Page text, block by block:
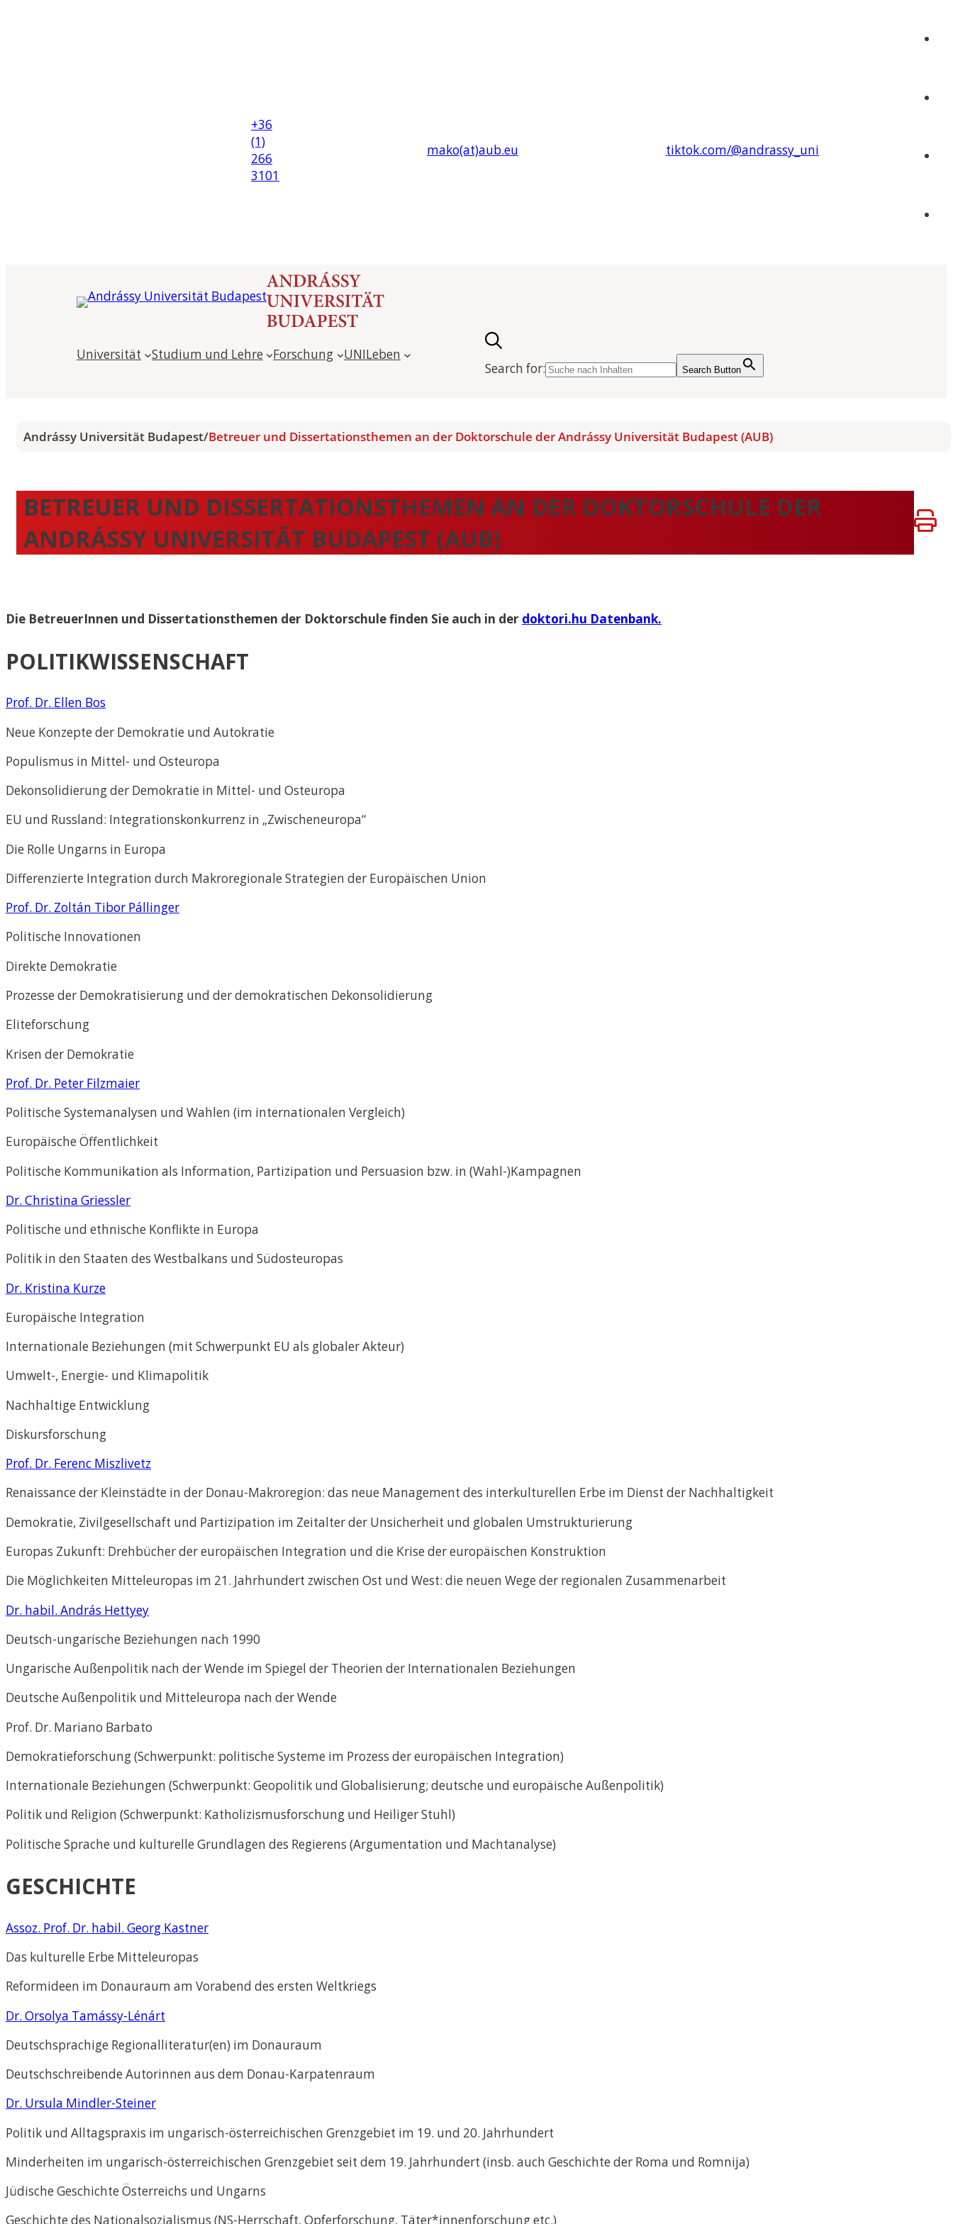
+36
(1)
266
3101
mako(at)aub.eu tiktok.com/@andrassy_uni
Universität Studium und Lehre Forschung
UNILeben
Search for:
Search Button
Andrássy Universität Budapest/Betreuer und Dissertationsthemen an der Doktorschule der Andrássy Universität Budapest (AUB)
BETREUER UND DISSERTATIONSTHEMEN AN DER DOKTORSCHULE DER
ANDRÁSSY UNIVERSITÄT BUDAPEST (AUB)
Die BetreuerInnen und Dissertationsthemen der Doktorschule finden Sie auch in der doktori.hu Datenbank.
POLITIKWISSENSCHAFT
Prof. Dr. Ellen Bos
Neue Konzepte der Demokratie und Autokratie
Populismus in Mittel- und Osteuropa
Dekonsolidierung der Demokratie in Mittel- und Osteuropa
EU und Russland: Integrationskonkurrenz in „Zwischeneuropa“
Die Rolle Ungarns in Europa
Differenzierte Integration durch Makroregionale Strategien der Europäischen Union
Prof. Dr. Zoltán Tibor Pállinger
Politische Innovationen
Direkte Demokratie
Prozesse der Demokratisierung und der demokratischen Dekonsolidierung
Eliteforschung
Krisen der Demokratie
Prof. Dr. Peter Filzmaier
Politische Systemanalysen und Wahlen (im internationalen Vergleich)
Europäische Öffentlichkeit
Politische Kommunikation als Information, Partizipation und Persuasion bzw. in (Wahl-)Kampagnen
Dr. Christina Griessler
Politische und ethnische Konflikte in Europa
Politik in den Staaten des Westbalkans und Südosteuropas
Dr. Kristina Kurze
Europäische Integration
Internationale Beziehungen (mit Schwerpunkt EU als globaler Akteur)
Umwelt-, Energie- und Klimapolitik
Nachhaltige Entwicklung
Diskursforschung
Prof. Dr. Ferenc Miszlivetz
Renaissance der Kleinstädte in der Donau-Makroregion: das neue Management des interkulturellen Erbe im Dienst der Nachhaltigkeit
Demokratie, Zivilgesellschaft und Partizipation im Zeitalter der Unsicherheit und globalen Umstrukturierung
Europas Zukunft: Drehbücher der europäischen Integration und die Krise der europäischen Konstruktion
Die Möglichkeiten Mitteleuropas im 21. Jahrhundert zwischen Ost und West: die neuen Wege der regionalen Zusammenarbeit
Dr. habil. András Hettyey
Deutsch-ungarische Beziehungen nach 1990
Ungarische Außenpolitik nach der Wende im Spiegel der Theorien der Internationalen Beziehungen
Deutsche Außenpolitik und Mitteleuropa nach der Wende
Prof. Dr. Mariano Barbato
Demokratieforschung (Schwerpunkt: politische Systeme im Prozess der europäischen Integration)
Internationale Beziehungen (Schwerpunkt: Geopolitik und Globalisierung; deutsche und europäische Außenpolitik)
Politik und Religion (Schwerpunkt: Katholizismusforschung und Heiliger Stuhl)
Politische Sprache und kulturelle Grundlagen des Regierens (Argumentation und Machtanalyse)
GESCHICHTE
Assoz. Prof. Dr. habil. Georg Kastner
Das kulturelle Erbe Mitteleuropas
Reformideen im Donauraum am Vorabend des ersten Weltkriegs
Dr. Orsolya Tamássy-Lénárt
Deutschsprachige Regionalliteratur(en) im Donauraum
Deutschschreibende Autorinnen aus dem Donau-Karpatenraum
Dr. Ursula Mindler-Steiner
Politik und Alltagspraxis im ungarisch-österreichischen Grenzgebiet im 19. und 20. Jahrhundert
Minderheiten im ungarisch-österreichischen Grenzgebiet seit dem 19. Jahrhundert (insb. auch Geschichte der Roma und Romnija)
Jüdische Geschichte Österreichs und Ungarns
Geschichte des Nationalsozialismus (NS-Herrschaft, Opferforschung, Täter*innenforschung etc.)